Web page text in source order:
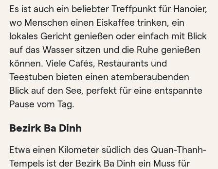
Es ist auch ein beliebter Treffpunkt für Hanoier,
wo Menschen einen Eiskaffee trinken, ein
lokales Gericht genießen oder einfach mit Blick
auf das Wasser sitzen und die Ruhe genießen
können. Viele Cafés, Restaurants und
Teestuben bieten einen atemberaubenden
Blick auf den See, perfekt für eine entspannte
Pause vom Tag.
Bezirk Ba ​​Dinh
Etwa einen Kilometer südlich des Quan-Thanh-
Tempels ist der Bezirk Ba ​​Dinh ein Muss für